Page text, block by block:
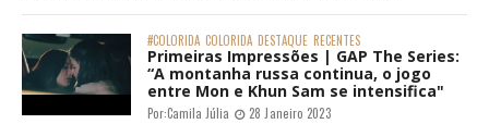
#COLORIDA COLORIDA DESTAQUE RECENTES
Primeiras Impressões | GAP The Series:
“A montanha russa continua, o jogo
entre Mon e Khun Sam se intensifica"
Por:Camila Júlia 28 Janeiro 2023